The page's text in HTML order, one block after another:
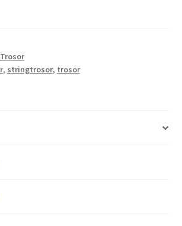
Trosor
, stringtrosor, trosor